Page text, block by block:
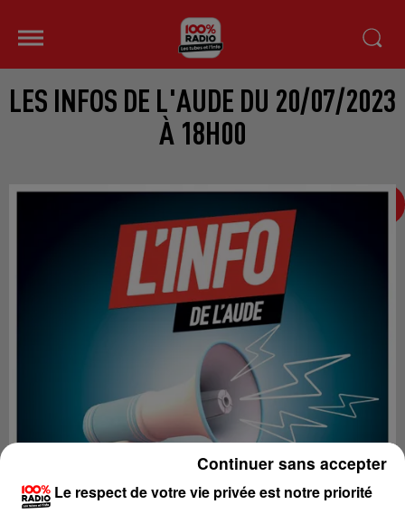
LES INFOS DE L'AUDE DU 20/07/2023
À 18H00
Le respect de votre vie privée est notre priorité
Continuer sans accepter